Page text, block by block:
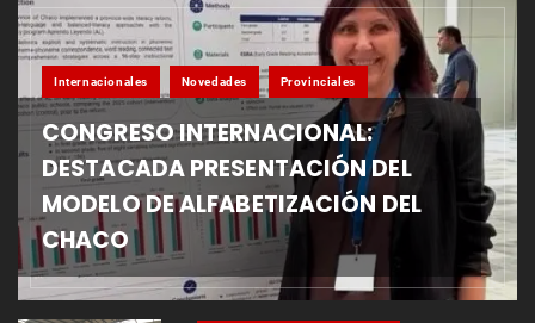
Internacionales Novedades Provinciales
CONGRESO INTERNACIONAL:
DESTACADA PRESENTACIÓN DEL
MODELO DE ALFABETIZACIÓN DEL
CHACO